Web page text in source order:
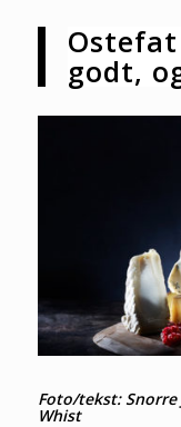
godt,
Foto/tekst:
Whist